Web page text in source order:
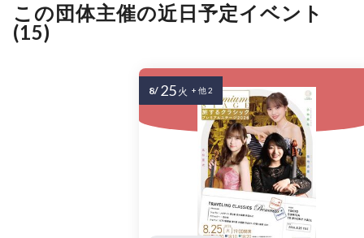
この団体主催の近日予定イベント
(15)
8/ 25 火 + 他 2